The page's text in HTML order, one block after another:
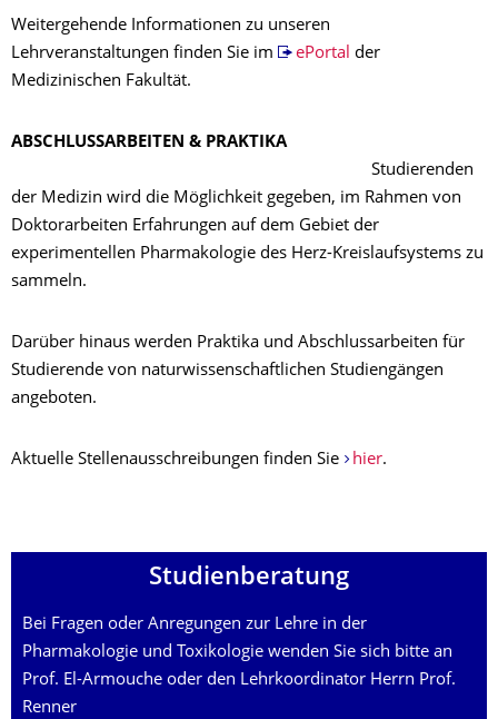
Weitergehende Informationen zu unseren
Lehrveranstaltungen finden Sie im
ePortal der
Medizinischen Fakultät.
ABSCHLUSSARBEITEN & PRAKTIKA
Studierenden
der Medizin wird die Möglichkeit gegeben, im Rahmen von
Doktorarbeiten Erfahrungen auf dem Gebiet der
experimentellen Pharmakologie des Herz-Kreislaufsystems zu
sammeln.
Darüber hinaus werden Praktika und Abschlussarbeiten für
Studierende von naturwissenschaftlichen Studiengängen
angeboten.
Aktuelle Stellenausschreibungen finden Sie hier.
Studienberatung
Bei Fragen oder Anregungen zur Lehre in der
Pharmakologie und Toxikologie wenden Sie sich bitte an
Prof. El-Armouche oder den Lehrkoordinator Herrn Prof.
Renner